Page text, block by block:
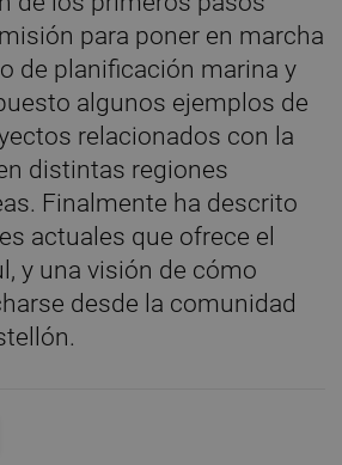
para poner en marcha
de planificación marina y
algunos ejemplos de
relacionados con la
distintas regiones
Finalmente ha descrito
actuales que ofrece el
y una visión de cómo
desde la comunidad